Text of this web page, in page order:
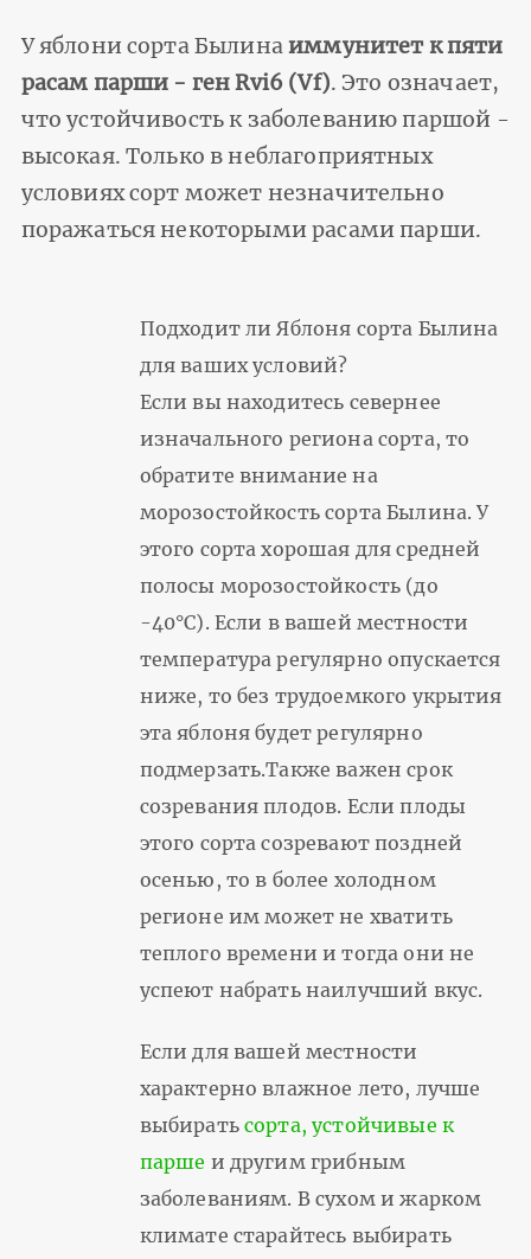
У яблони сорта Былинаиммунитет к пяти
расам парши - ген Rvi6 (Vf). Это означает,
что устойчивость к заболеванию паршой -
высокая. Только в неблагоприятных
условиях сорт может незначительно
поражаться некоторыми расами парши.
Подходит ли Яблоня сорта Былина
для ваших условий?
Если вы находитесь севернее
изначального региона сорта, то
обратите внимание на
морозостойкость сорта Былина. У
этого сорта хорошая для средней
полосы морозостойкость (до
-40°С). Если в вашей местности
температура регулярно опускается
ниже, то без трудоемкого укрытия
эта яблоня будет регулярно
подмерзать.Также важен срок
созревания плодов. Если плоды
этого сорта созревают поздней
осенью, то в более холодном
регионе им может не хватить
теплого времени и тогда они не
успеют набрать наилучший вкус.
Если для вашей местности
характерно влажное лето, лучше
выбиратьсорта, устойчивые к
парше и другим грибным
заболеваниям. В сухом и жарком
климате старайтесь выбирать